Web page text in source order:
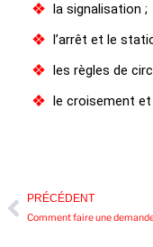
la signalisation ;
l’arrêt et le
les règles de
le croisement
PRÉCÉDENT